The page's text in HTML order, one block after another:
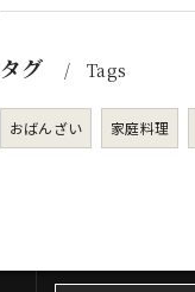
タグ Tags
おばんざい 家庭料理